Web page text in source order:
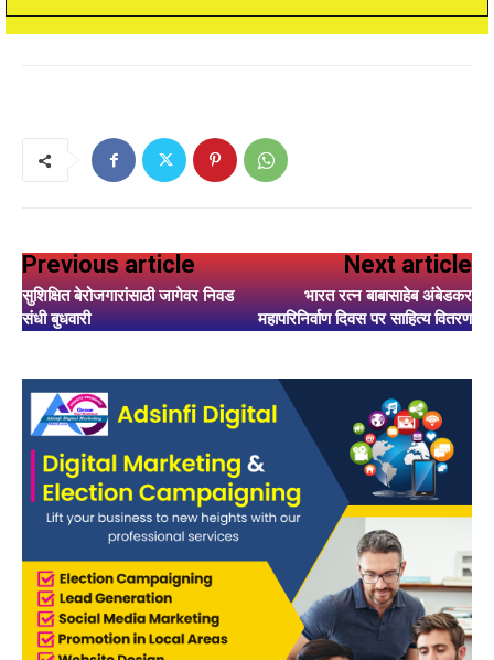
Previous article
सुशिक्षित बेरोजगारांसाठी जागेवर निवड
संधी बुधवारी
Next article
भारत रत्न बाबासाहेब अंबेडकर
महापरिनिर्वाण दिवस पर साहित्य वितरण